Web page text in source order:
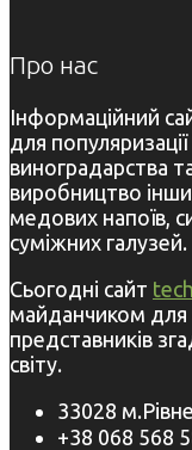
Про нас
Інформаційний
для
виноградарства
виробництво
медових напоїв,
суміжних галузей.
Сьогодні сайт
майданчиком для
представників
світу.
33028
+38 068 568